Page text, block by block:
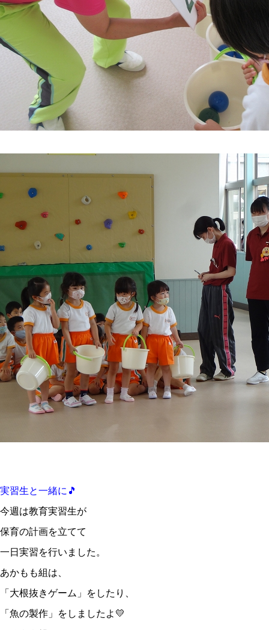
実習生と一緒に🎵
今週は教育実習生が
保育の計画を立てて
一日実習を行いました。
あかもも組は、
「大根抜きゲーム」をしたり、
「魚の製作」をしましたよ💛